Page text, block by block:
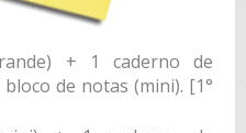
+ 1 caderno de
de notas (mini). [1°